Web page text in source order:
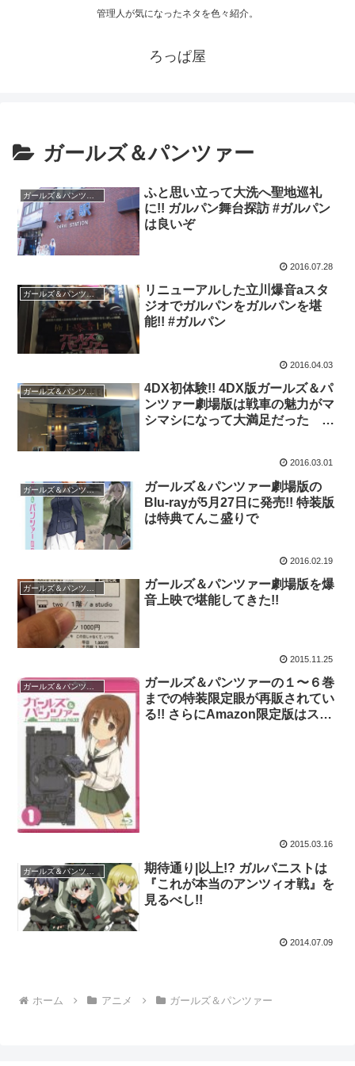
管理人が気になったネタを色々紹介。
ろっぱ屋
ガールズ＆パンツァー
ふと思い立って大洗へ聖地巡礼
に!! ガルパン舞台探訪 #ガルパン
は良いぞ
2016.07.28
ガールズ＆パンツァー
リニューアルした立川爆音aスタ
ジオでガルパンをガルパンを堪
能!! #ガルパン
2016.04.03
ガールズ＆パンツァー
4DX初体験!! 4DX版ガールズ＆パ
ンツァー劇場版は戦車の魅力がマ
シマシになって大満足だった #
2016.03.01
ガールズ＆パンツァー
ガールズ＆パンツァー劇場版の
Blu-rayが5月27日に発売!! 特装版
は特典てんこ盛りで
2016.02.19
ガールズ＆パンツァー劇場版を爆
音上映で堪能してきた!!
2015.11.25
ガールズ＆パンツァーの１〜６巻
までの特装限定眼が再販されてい
る!! さらにAmazon限定版はスリ
2015.03.16
ガールズ＆パンツァー
期待通り|以上!? ガルパニストは
『これが本当のアンツィオ戦』を
見るべし!!
2014.07.09
ホーム アニメ ガールズ＆パンツァー